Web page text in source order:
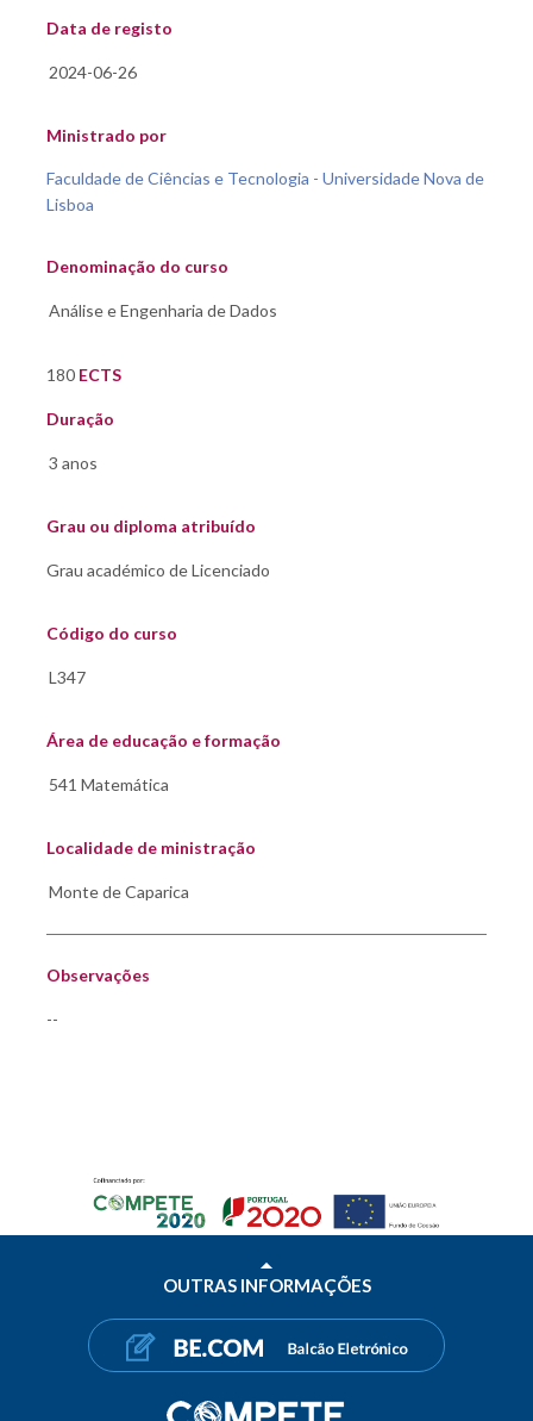
Data de registo
Ministrado por
Faculdade de Ciências e Tecnologia - Universidade Nova de
Lisboa
Denominação do curso
180 ECTS
Duração
Grau ou diploma atribuído
Código do curso
Área de educação e formação
Localidade de ministração
Observações
--
OUTRAS INFORMAÇÕES